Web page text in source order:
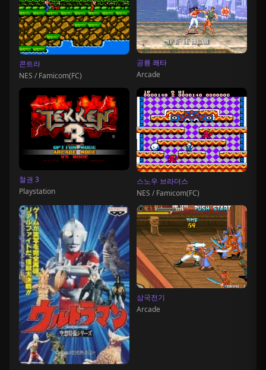
콘트라
NES / Famicom(FC)
공룡 쾌타
Arcade
철권 3
Playstation
스노우 브라더스
NES / Famicom(FC)
삼국전기
Arcade